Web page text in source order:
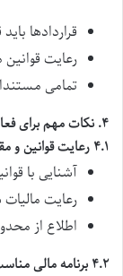
قراردادها
رعایت
تمامی
۴. نکات مهم برای فعالیت موفق با کارت بازرگانی
۴.۱ رعایت قوانین و مقررات
آشنایی با
رعایت
اطلاع از
۴.۲ برنامه مالی مناسب